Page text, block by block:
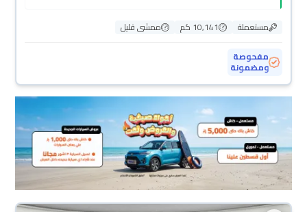
مستعملة 10,141 كم
ممشى قليل
مفحوصة
ومضمونة